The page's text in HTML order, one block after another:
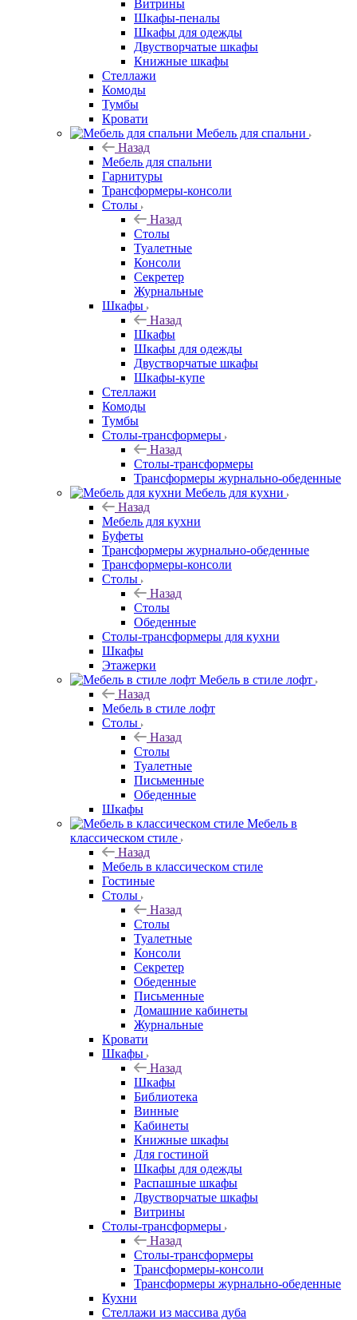
Витрины
Шкафы-пеналы
Шкафы для одежды
Двустворчатые шкафы
Книжные шкафы
Стеллажи
Комоды
Тумбы
Кровати
Мебель для спальни
Назад
Мебель для спальни
Гарнитуры
Трансформеры-консоли
Столы
Назад
Столы
Туалетные
Консоли
Секретер
Журнальные
Шкафы
Назад
Шкафы
Шкафы для одежды
Двустворчатые шкафы
Шкафы-купе
Стеллажи
Комоды
Тумбы
Столы-трансформеры
Назад
Столы-трансформеры
Трансформеры журнально-обеденные
Мебель для кухни
Назад
Мебель для кухни
Буфеты
Трансформеры журнально-обеденные
Трансформеры-консоли
Столы
Назад
Столы
Обеденные
Столы-трансформеры для кухни
Шкафы
Этажерки
Мебель в стиле лофт
Назад
Мебель в стиле лофт
Столы
Назад
Столы
Туалетные
Письменные
Обеденные
Шкафы
Мебель в
классическом стиле
Назад
Мебель в классическом стиле
Гостиные
Столы
Назад
Столы
Туалетные
Консоли
Секретер
Обеденные
Письменные
Домашние кабинеты
Журнальные
Кровати
Шкафы
Назад
Шкафы
Библиотека
Винные
Кабинеты
Книжные шкафы
Для гостиной
Шкафы для одежды
Распашные шкафы
Двустворчатые шкафы
Витрины
Столы-трансформеры
Назад
Столы-трансформеры
Трансформеры-консоли
Трансформеры журнально-обеденные
Кухни
Стеллажи из массива дуба